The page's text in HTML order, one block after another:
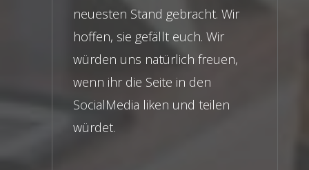
neuesten Stand gebracht. Wir
hoffen, sie gefällt euch. Wir
würden uns natürlich freuen,
wenn ihr die Seite in den
SocialMedia liken und teilen
würdet.